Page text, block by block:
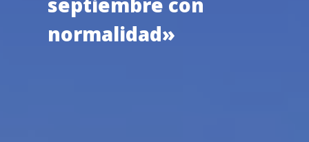
normalidad»